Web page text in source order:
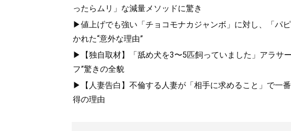
ったらムリ」な減量メソッドに驚き
▶値上げでも強い「チョコモナカジャンボ」に対し、「パ
かれた“意外な理由”
▶【独自取材】「舐め犬を3〜5匹飼っていました」アラサ
フ”驚きの全貌
▶【人妻告白】不倫する人妻が「相手に求めること」で一
得の理由